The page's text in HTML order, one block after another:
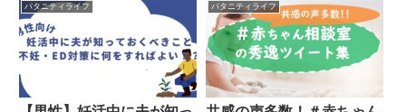
パタニティライフ パタニティライフ